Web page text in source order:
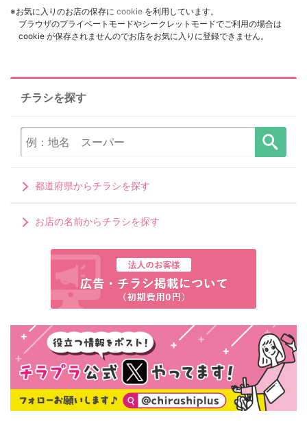
※お気に入りのお店の保存に cookie を利用しています。
ブラウザのプライベートモードやシークレットモードでご利用の場合は
cookie が保存されませんのでお店をお気に入りに登録できません。
チラシを探す
都道府県からチラシを探す
お店の名前からチラシを探す